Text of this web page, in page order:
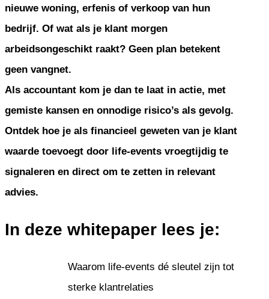
nieuwe woning, erfenis of verkoop van hun
bedrijf. Of wat als je klant morgen
arbeidsongeschikt raakt? Geen plan betekent
geen vangnet.
Als accountant kom je dan te laat in actie, met
gemiste kansen en onnodige risico’s als gevolg.
Ontdek hoe je als financieel geweten van je klant
waarde toevoegt door life-events vroegtijdig te
signaleren en direct om te zetten in relevant
advies.
In deze whitepaper lees je:
Waarom life-events dé sleutel zijn tot
sterke klantrelaties